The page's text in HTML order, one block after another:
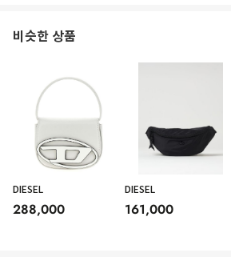
비슷한 상품
DIESEL
288,000
DIESEL
161,000